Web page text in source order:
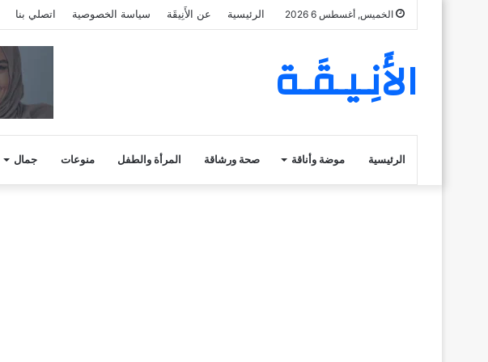
الخميس, أغسطس 6 2026 الرئيسية عن الأَنِيقَة سياسة الخصوصية اتصلي بنا
الأَنِـيـقَـة
الرئيسية موضة وأناقة صحة ورشاقة المرأة والطفل منوعات جمال